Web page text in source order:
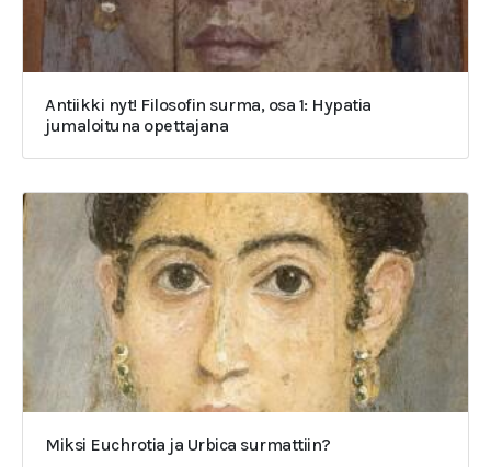
Antiikki nyt! Filosofin surma, osa 1: Hypatia
jumaloituna opettajana
Miksi Euchrotia ja Urbica surmattiin?